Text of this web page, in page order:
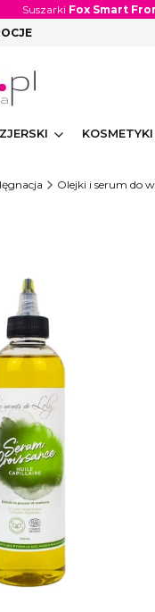
Suszarki Fox Smart
Olejki i serum do